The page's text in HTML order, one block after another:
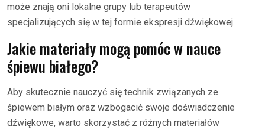
może znają oni lokalne grupy lub terapeutów
specjalizujących się w tej formie ekspresji dźwiękowej.
Jakie materiały mogą pomóc w nauce
śpiewu białego?
Aby skutecznie nauczyć się technik związanych ze
śpiewem białym oraz wzbogacić swoje doświadczenie
dźwiękowe, warto skorzystać z różnych materiałów